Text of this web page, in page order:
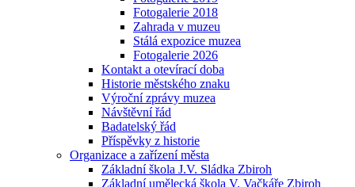
Fotogalerie 2018
Zahrada v muzeu
Stálá expozice muzea
Fotogalerie 2026
Kontakt a otevírací doba
Historie městského znaku
Výroční zprávy muzea
Návštěvní řád
Badatelský řád
Příspěvky z historie
Organizace a zařízení města
Základní škola J.V. Sládka Zbiroh
Základní umělecká škola V. Vačkáře Zbiroh